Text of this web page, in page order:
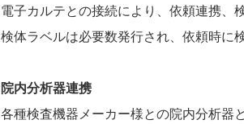
電子カルテとの接続により、依頼連携、
検体ラベルは必要数発行され、依頼時に
院内分析器連携
各種検査機器メーカー様との院内分析器